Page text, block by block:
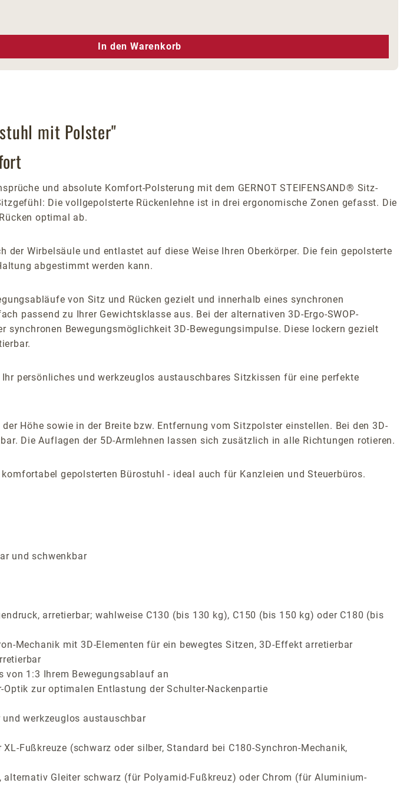
die Schaltflächen um die Anzahl zu erhöhen oder zu
In den Warenkorb
mit Polster"
und absolute Komfort-Polsterung mit dem GERNOT STEIFENSAND® Sitz-
Die vollgepolsterte Rückenlehne ist in drei ergonomische Zonen gefasst. Die
optimal ab.
Wirbelsäule und entlastet auf diese Weise Ihren Oberkörper. Die fein gepolsterte
abgestimmt werden kann.
von Sitz und Rücken gezielt und innerhalb eines synchronen
passend zu Ihrer Gewichtsklasse aus. Bei der alternativen 3D-Ergo-SWOP-
Bewegungsmöglichkeit 3D-Bewegungsimpulse. Diese lockern gezielt
persönliches und werkzeuglos austauschbares Sitzkissen für eine perfekte
Höhe sowie in der Breite bzw. Entfernung vom Sitzpolster einstellen. Bei den 3D-
Die Auflagen der 5D-Armlehnen lassen sich zusätzlich in alle Richtungen rotieren.
gepolsterten Bürostuhl - ideal auch für Kanzleien und Steuerbüros.
und schwenkbar
arretierbar; wahlweise C130 (bis 130 kg), C150 (bis 150 kg) oder C180 (bis
Mechanik mit 3D-Elementen für ein bewegtes Sitzen, 3D-Effekt arretierbar
1:3 Ihrem Bewegungsablauf an
zur optimalen Entlastung der Schulter-Nackenpartie
werkzeuglos austauschbar
Fußkreuze (schwarz oder silber, Standard bei C180-Synchron-Mechanik,
Gleiter schwarz (für Polyamid-Fußkreuz) oder Chrom (für Aluminium-